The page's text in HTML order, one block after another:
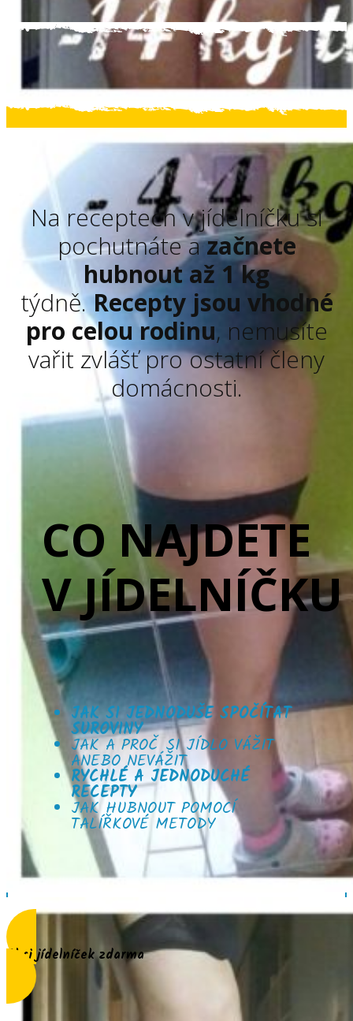
Na receptech v jídelníčku si
pochutnáte azačnete
hubnout až 1 kg
týdně.Recepty jsou vhodné
pro celou rodinu, nemusíte
vařit zvlášť pro ostatní členy
domácnosti.
CO NAJDETE
V JÍDELNÍČKU
JAK SI JEDNODUŠE SPOČÍTAT
SUROVINY
JAK A PROČ SI JÍDLO VÁŽIT
ANEBO NEVÁŽIT
RYCHLÉ A JEDNODUCHÉ
RECEPTY
JAK HUBNOUT POMOCÍ
TALÍŘKOVÉ METODY
Chci jídelníček zdarma